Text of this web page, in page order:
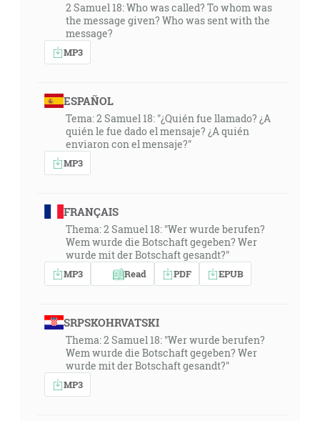
2 Samuel 18: Who was called? To whom was
the message given? Who was sent with the
message?
MP3
ESPAÑOL
Tema: 2 Samuel 18: "¿Quién fue llamado? ¿A
quién le fue dado el mensaje? ¿A quién
enviaron con el mensaje?"
MP3
FRANÇAIS
Thema: 2 Samuel 18: "Wer wurde berufen?
Wem wurde die Botschaft gegeben? Wer
wurde mit der Botschaft gesandt?"
MP3 Read PDF EPUB
SRPSKOHRVATSKI
Thema: 2 Samuel 18: "Wer wurde berufen?
Wem wurde die Botschaft gegeben? Wer
wurde mit der Botschaft gesandt?"
MP3